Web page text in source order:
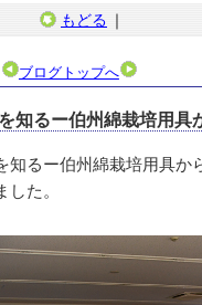
もどる ｜
ブログトップへ
知るー伯州綿栽培用具
るー伯州綿栽培用具か
た。